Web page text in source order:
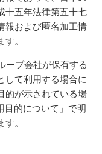
十五年法律第五十七
報および匿名加工情
。
ープ会社が保有する
して利用する場合に
的が示されている場
目的について」で明
。